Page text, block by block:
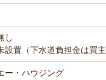
し
設置（下水道負担金は買主
ー・ハウジング